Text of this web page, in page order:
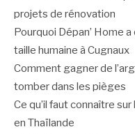
projets de rénovation
Pourquoi Dépan’ Home
taille humaine à Cugnaux
Comment gagner de
tomber dans les pièges
Ce qu’il faut connaître
en Thaïlande